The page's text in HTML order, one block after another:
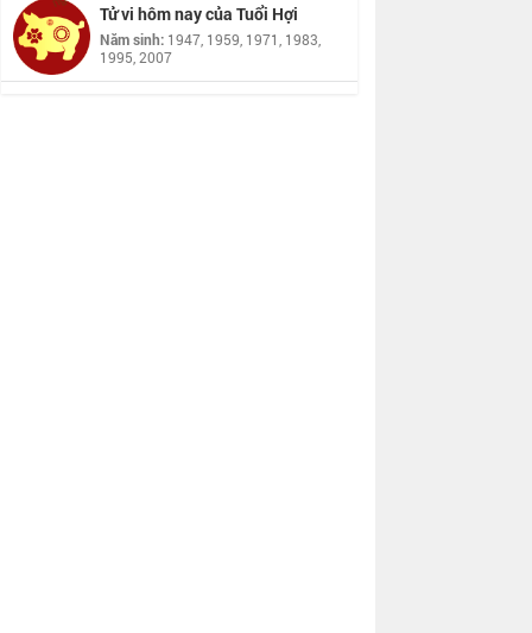
Tử vi hôm nay của Tuổi Hợi
Năm sinh: 1947, 1959, 1971, 1983,
1995, 2007